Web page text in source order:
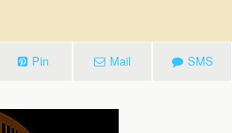
Pin Mail SMS